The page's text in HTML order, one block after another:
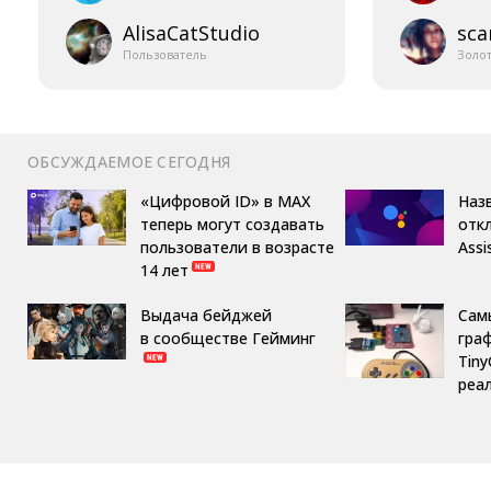
AlisaCatStudio
Пользователь
ОБСУЖДАЕМОЕ СЕГОДНЯ
«Цифровой ID» в MAX
теперь могут создавать
пользователи в возрасте
14 лет
Выдача бейджей
в сообществе Гейминг